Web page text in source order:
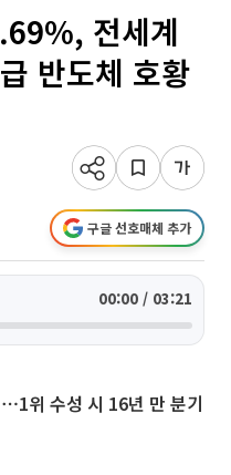
전세계
반도체 호황
구글 선호매체 추가
00:00 / 03:21
위 수성 시 16년 만 분기